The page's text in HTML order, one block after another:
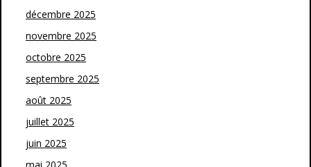
décembre 2025
novembre 2025
octobre 2025
septembre 2025
août 2025
juillet 2025
juin 2025